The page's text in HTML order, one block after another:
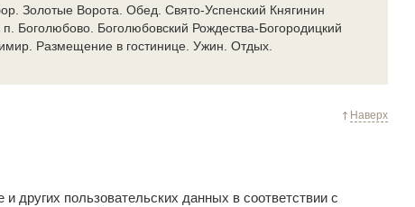
Золотые Ворота. Обед. Свято-Успенский Княгинин
Боголюбово. Боголюбовский Рождества-Богородицкий
Размещение в гостинице. Ужин. Отдых.
Наверх
других пользовательских данных в соответствии с